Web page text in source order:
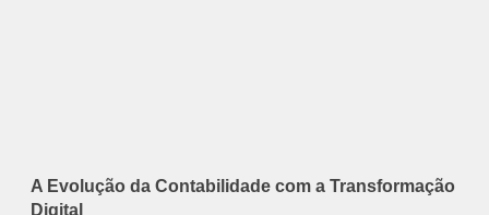
A Evolução da Contabilidade com a Transformação
Digital